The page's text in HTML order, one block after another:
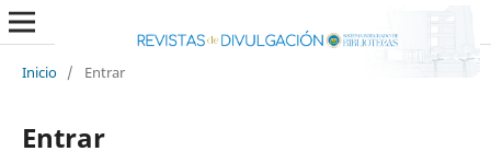
Inicio / Entrar
Entrar